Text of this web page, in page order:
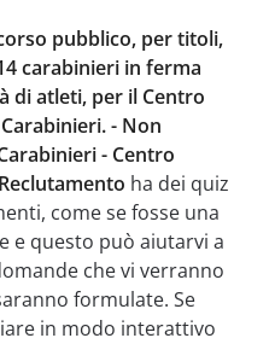
pubblico, per titoli,
carabinieri in ferma
di atleti, per il Centro
- Non
- Centro
ha dei quiz
come se fosse una
e questo può aiutarvi a
che vi verranno
formulate. Se
in modo interattivo